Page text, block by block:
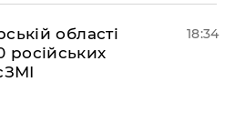
області
російських
18:34